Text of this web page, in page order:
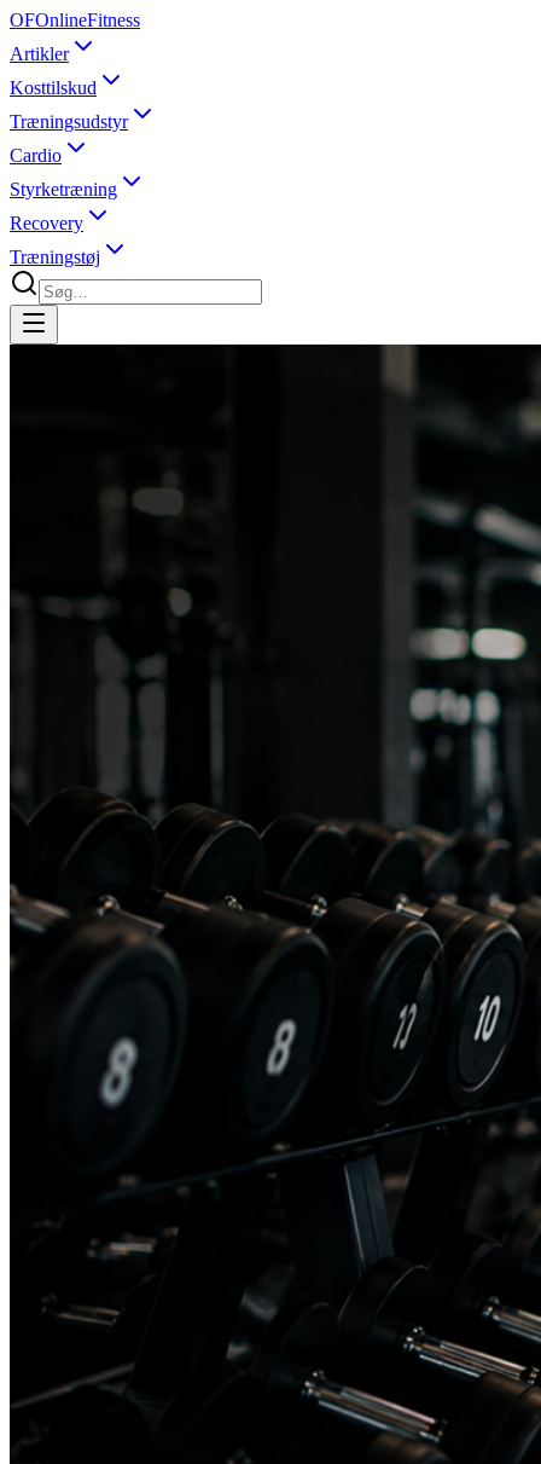
OFOnlineFitness
Artikler
Kosttilskud
Træningsudstyr
Cardio
Styrketræning
Recovery
Træningstøj